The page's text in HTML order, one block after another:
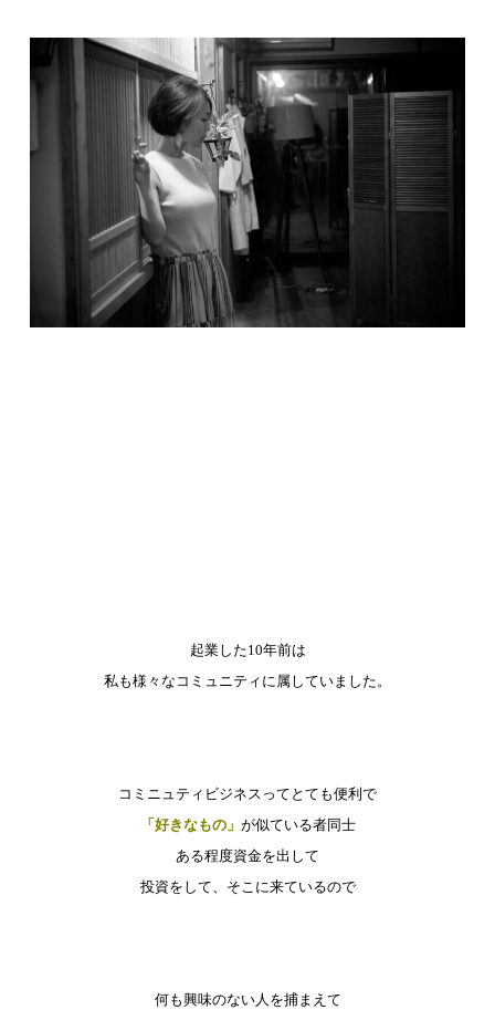
起業した10年前は
私も様々なコミュニティに属していました。
コミニュティビジネスってとても便利で
「好きなもの」 が似ている者同士
ある程度資金を出して
投資をして、そこに来ているので
何も興味のない人を捕まえて